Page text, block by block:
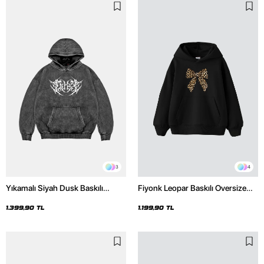
3
Yıkamalı Siyah Dusk Baskılı
1.399,90 TL
4
Fiyonk Leopar Baskılı Oversize
1.199,90 TL